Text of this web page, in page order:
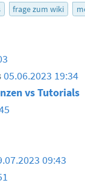
frage zum wiki
05.06.2023 19:34
vs Tutorials
09:43